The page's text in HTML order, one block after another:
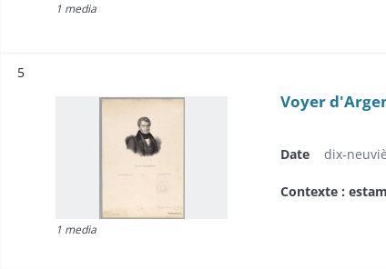
1 media
5
1 media
Voyer
Date dix-
Contexte :